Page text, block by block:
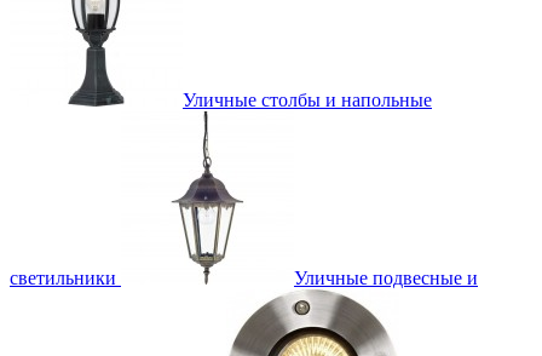
Уличные столбы и напольные
светильники Уличные подвесные и